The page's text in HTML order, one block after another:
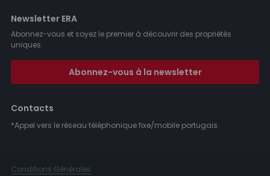
Newsletter ERA
Abonnez-vous et soyez le premier à découvrir des propriétés
uniques.
Abonnez-vous à la newsletter
Contacts
*Appel vers le réseau téléphonique fixe/mobile portugais.
Conditions Générales